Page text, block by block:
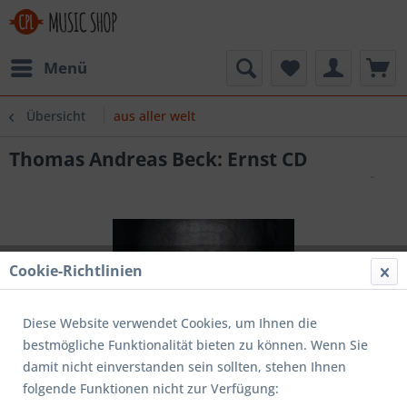
Menü
Übersicht aus aller welt
Thomas Andreas Beck: Ernst CD
Cookie-Richtlinien
Diese Website verwendet Cookies, um Ihnen die
bestmögliche Funktionalität bieten zu können. Wenn Sie
damit nicht einverstanden sein sollten, stehen Ihnen
folgende Funktionen nicht zur Verfügung: